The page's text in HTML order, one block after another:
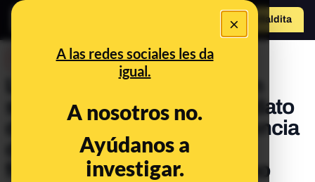
×
A las redes sociales les da
igual.
A nosotros no.
Ayúdanos a
investigar.
Hazte Maldito
La teoría de la conspiración
sobre que Tim Walz, candidato
demócrata a la vicepresidencia
de Estados Unidos, se
fotografía con perros que no